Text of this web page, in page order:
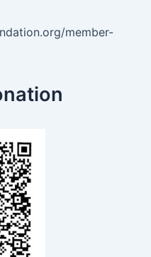
member-